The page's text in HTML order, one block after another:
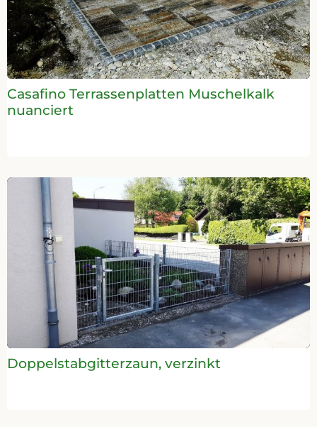
Casafino Terrassenplatten Muschelkalk
nuanciert
Doppelstabgitterzaun, verzinkt